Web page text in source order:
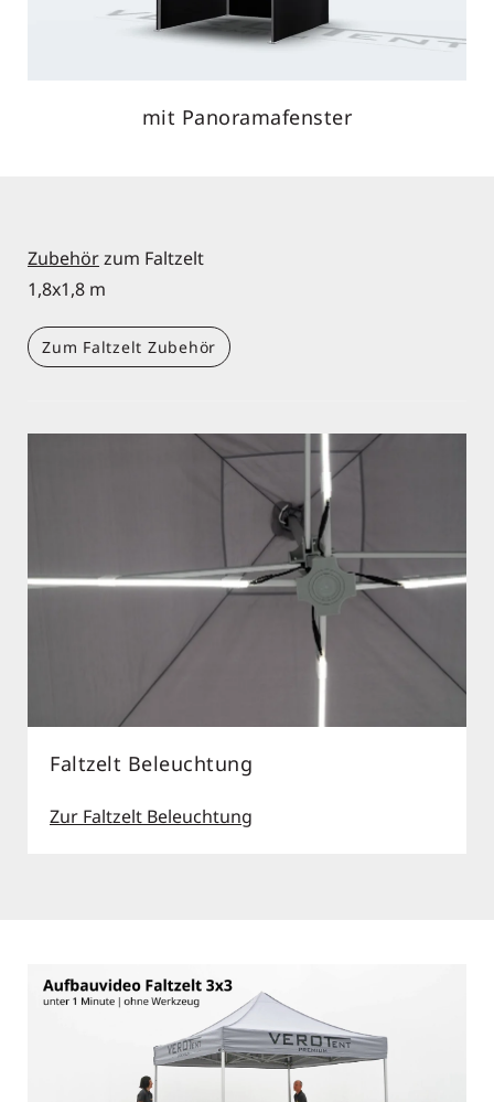
mit Rundbogenfenster
Zubehörzum Faltzelt
1,8x1,8 m
Zum Faltzelt Zubehör
Beachflag
Mehr zur Beachflag
Aufbauvideo Faltzelt 3x3